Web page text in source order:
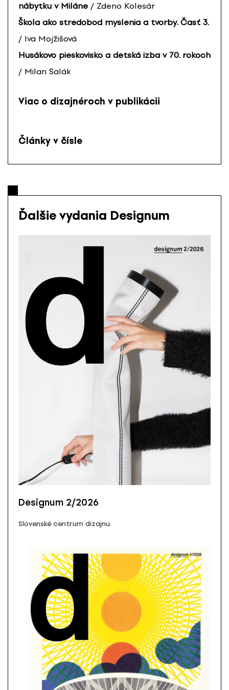
nábytku v Miláne / Zdeno Kolesár
Škola ako stredobod myslenia a tvorby. Časť 3.
/ Iva Mojžišová
Husákovo pieskovisko a detská izba v 70. rokoch
/ Milan Salák
Viac o dizajnéroch v publikácii
Články v čísle
Ďalšie vydania Designum
Designum 2/2026
Slovenské centrum dizajnu